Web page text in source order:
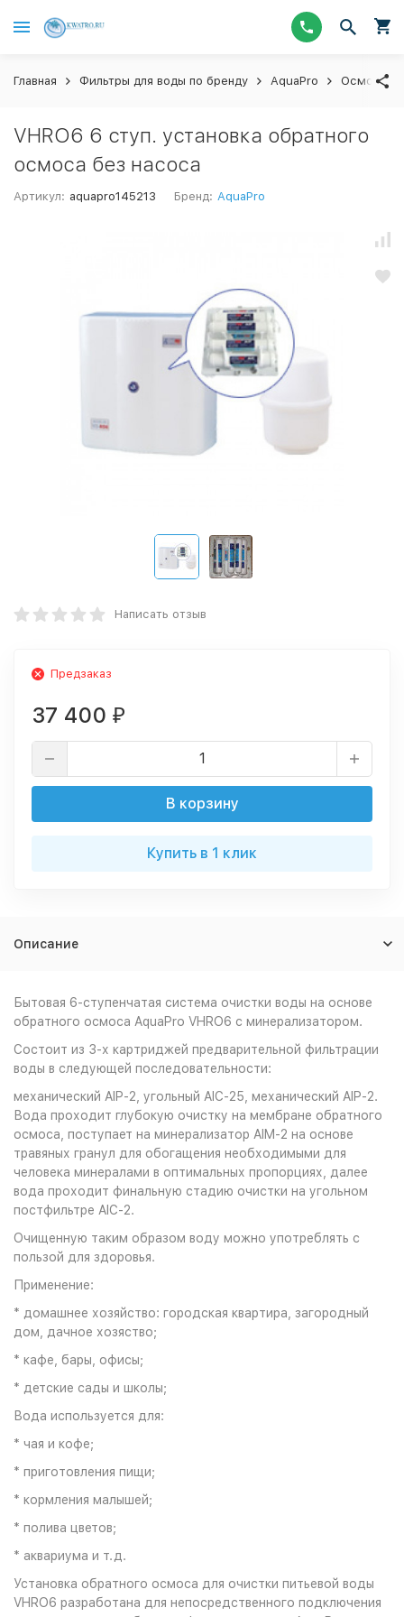
Главная Фильтры для воды по бренду AquaPro Осмосы
VHRO6 6 ступ. установка обратного
осмоса без насоса
Артикул: aquapro145213 Бренд: AquaPro
Написать отзыв
Предзаказ
37 400 ₽
В корзину
Купить в 1 клик
Описание
Бытовая 6-ступенчатая система очистки воды на основе
обратного осмоса AquaPro VHRO6 с минерализатором.
Состоит из 3-х картриджей предварительной фильтрации
воды в следующей последовательности:
механический AIP-2, угольный AIC-25, механический AIP-2.
Вода проходит глубокую очистку на мембране обратного
осмоса, поступает на минерализатор AIM-2 на основе
травяных гранул для обогащения необходимыми для
человека минералами в оптимальных пропорциях, далее
вода проходит финальную стадию очистки на угольном
постфильтре AIC-2.
Очищенную таким образом воду можно употреблять с
пользой для здоровья.
Применение:
* домашнее хозяйство: городская квартира, загородный
дом, дачное хозяство;
* кафе, бары, офисы;
* детские сады и школы;
Вода используется для:
* чая и кофе;
* приготовления пищи;
* кормления малышей;
* полива цветов;
* аквариума и т.д.
Установка обратного осмоса для очистки питьевой воды
VHRO6 разработана для непосредственного подключения